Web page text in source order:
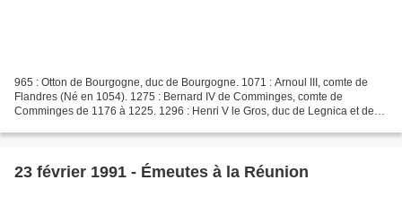
965 : Otton de Bourgogne, duc de Bourgogne. 1071 : Arnoul III, comte de
Flandres (Né en 1054). 1275 : Bernard IV de Comminges, comte de
Comminges de 1176 à 1225. 1296 : Henri V le Gros, duc de Legnica et de
23 février 1991 - Émeutes à la Réunion